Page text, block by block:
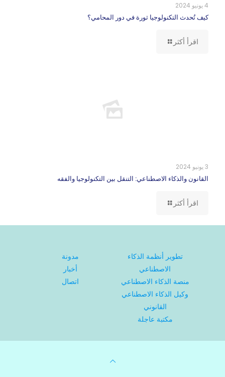
4 يونيو 2024
كيف تُحدث التكنولوجيا ثورة في دور المحامي؟
اقرأ أكثر
3 يونيو 2024
القانون والذكاء الاصطناعي: التنقل بين التكنولوجيا والفقه
اقرأ أكثر
تطوير أنظمة الذكاء
الاصطناعي
منصة الذكاء الاصطناعي
وكيل الذكاء الاصطناعي
القانوني
مكتبة عاجلة
مدونة
أخبار
اتصال